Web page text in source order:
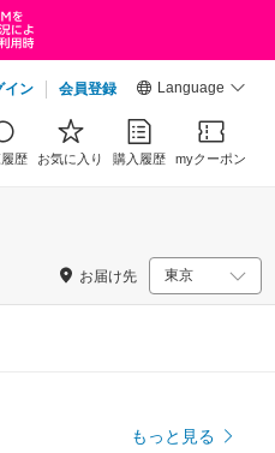
イン 会員登録 Language
歴 お気に入り 購入履歴 myクーポン
お届け先
もっと見る